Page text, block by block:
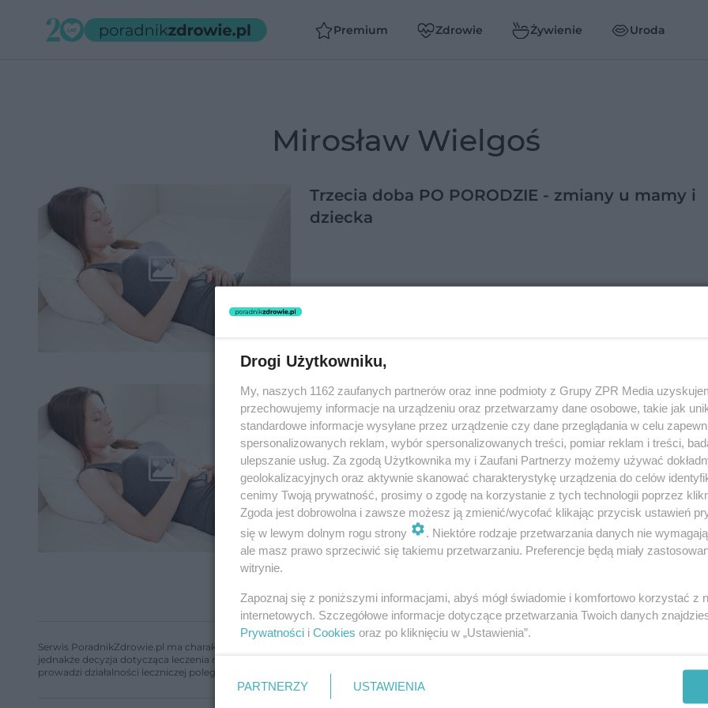
Premium Zdrowie Żywienie Uroda
Mirosław Wielgoś
Trzecia doba PO PORODZIE - zmiany u mamy i
dziecka
Druga doba PO PORODZIE - zmiany u mamy i
Serwis PoradnikZdrowie.pl ma charakter edukacyjny, nie stanowi i nie zastępuje porady lekarskiej. Redakcja serwisu dokłada wszelkich
jednakże decyzja dotycząca leczenia należy do lekarza. Redakcja i wydawca serwisu nie ponoszą odpowiedzialności wynikającej z
prowadzi działalności leczniczej polegającej na udzielaniu świadczeń zdrowotnych w rozumieniu art. 3 ust 1 ustawy o działalności leczniczej.
Drogi Użytkowniku,
My, naszych 1162 zaufanych partnerów oraz inne podmioty z Grupy ZPR Media
przechowujemy informacje na urządzeniu oraz przetwarzamy dane osobowe, takie jak
standardowe informacje wysyłane przez urządzenie czy dane przeglądania w celu
spersonalizowanych reklam, wybór spersonalizowanych treści, pomiar reklam i treści,
ulepszanie usług. Za zgodą Użytkownika my i Zaufani Partnerzy możemy używać
geolokalizacyjnych oraz aktywnie skanować charakterystykę urządzenia do celów
cenimy Twoją prywatność, prosimy o zgodę na korzystanie z tych technologii poprzez
Zgoda jest dobrowolna i zawsze możesz ją zmienić/wycofać klikając przycisk ustawień
się w lewym dolnym rogu strony
. Niektóre rodzaje przetwarzania danych nie
ale masz prawo sprzeciwić się takiemu przetwarzaniu. Preferencje będą miały
witrynie.
Zapoznaj się z poniższymi informacjami, abyś mógł świadomie i komfortowo korzystać z
internetowych. Szczegółowe informacje dotyczące przetwarzania Twoich danych
Prywatności i Cookies oraz po kliknięciu w „Ustawienia”.
PARTNERZY USTAWIENIA